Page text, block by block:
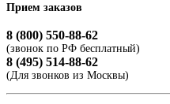
Прием заказов
8 (800) 550-88-62
(звонок по РФ бесплатный)
8 (495) 514-88-62
(Для звонков из Москвы)